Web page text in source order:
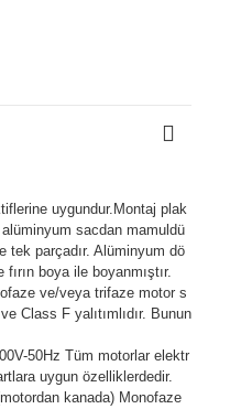
uygundur.Montaj plak
sacdan mamuldü
tek parçadır. Alüminyum dö
boya ile boyanmıştır.
ve/veya trifaze motor s
Class F yalıtımlıdır. Bunun
50Hz Tüm motorlar elektr
uygun özelliklerdedir.
kanada) Monofaze